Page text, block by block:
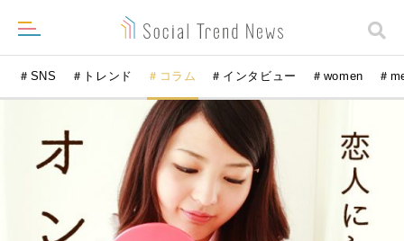
＃SNS ＃トレンド ＃コラム ＃インタビュー ＃women ＃